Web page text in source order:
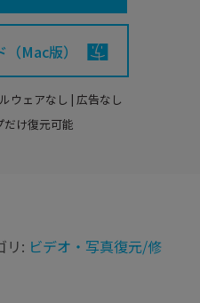
で始めよう
めよう
Mac版）
ウェアなし | 広告なし
だけ復元可能
リ: ビデオ・写真復元/修